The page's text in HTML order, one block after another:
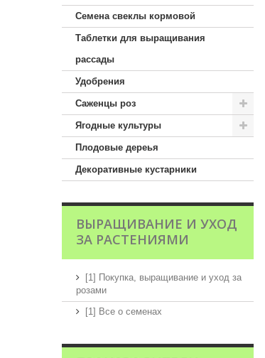
Семена свеклы кормовой
Таблетки для выращивания
рассады
Удобрения
Саженцы роз
Ягодные культуры
Плодовые дереья
Декоративные кустарники
ВЫРАЩИВАНИЕ И УХОД
ЗА РАСТЕНИЯМИ
[1] Покупка, выращивание и уход за
розами
[1] Все о семенах